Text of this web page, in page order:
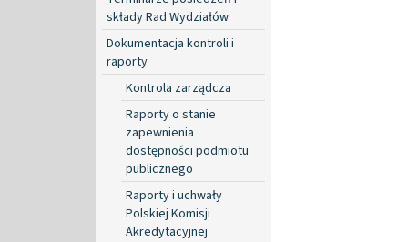
składy Rad Wydziałów
Dokumentacja kontroli i
raporty
Kontrola zarządcza
Raporty o stanie
zapewnienia
dostępności podmiotu
publicznego
Raporty i uchwały
Polskiej Komisji
Akredytacyjnej